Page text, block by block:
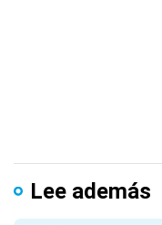
Lee además